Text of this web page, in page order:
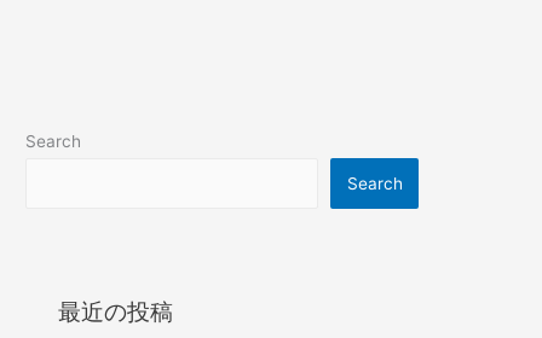
Search
Search
最近の投稿